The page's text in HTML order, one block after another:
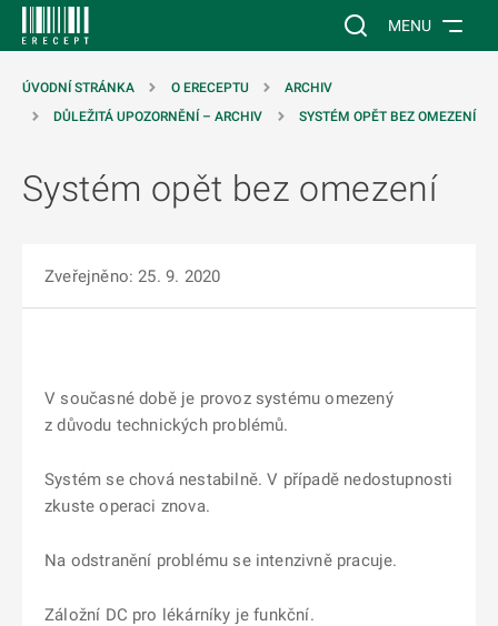
Vyhledávání na
MENU
ÚVODNÍ STRÁNKA O ERECEPTU
ARCHIV
DŮLEŽITÁ UPOZORNĚNÍ – ARCHIV
SYSTÉM OPĚT BEZ OMEZENÍ
Systém opět bez omezení
Zveřejněno: 25. 9. 2020
V současné době je provoz systému omezený
z důvodu technických problémů.
Systém se chová nestabilně. V případě nedostupnosti
zkuste operaci znova.
Na odstranění problému se intenzivně pracuje.
Záložní DC pro lékárníky je funkční.